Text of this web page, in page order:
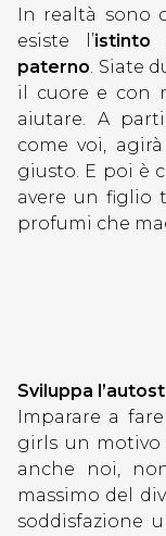
In realtà sono
esiste l’istinto
paterno. Siate
il cuore e con
aiutare. A
come voi,
giusto. E poi è
avere un figlio
profumi che
Sviluppa
Imparare a
girls un motivo
anche noi,
massimo del
soddisfazione